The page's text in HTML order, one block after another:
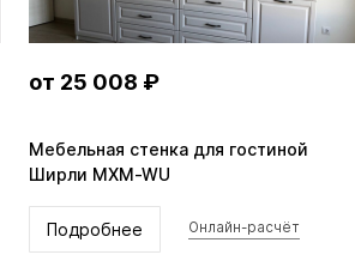
от 25 008 ₽
Мебельная стенка для гостиной
Ширли MXM-WU
Подробнее Онлайн-расчёт